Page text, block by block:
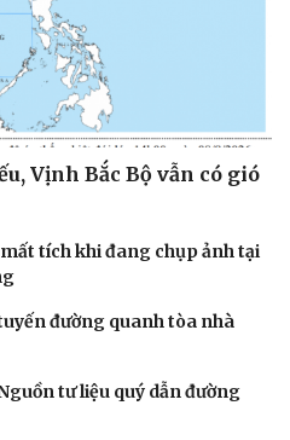
Vịnh Bắc Bộ vẫn có gió
tích khi đang chụp ảnh tại
đường quanh tòa nhà
tư liệu quý dẫn đường